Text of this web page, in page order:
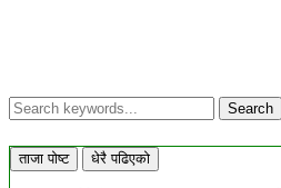
ताजा पोष्ट धेरै पढिएको